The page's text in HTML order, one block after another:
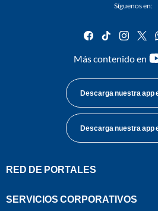
Síguenos en:
facebook
tiktok
Más contenido en
Descarga nuestra app
Descarga nuestra app
RED DE PORTALES
SERVICIOS CORPORATIVOS